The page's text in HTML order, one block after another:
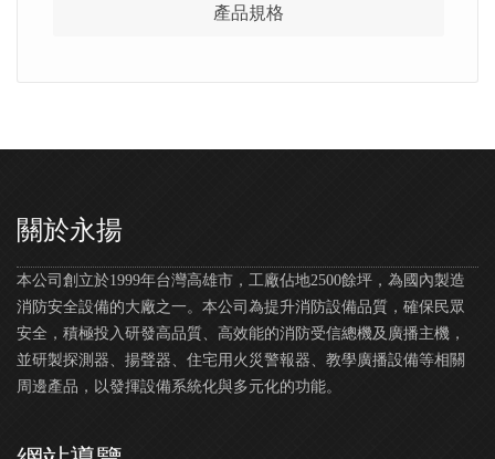
產品規格
關於永揚
本公司創立於1999年台灣高雄市，工廠佔地2500餘坪，為國內製造
消防安全設備的大廠之一。本公司為提升消防設備品質，確保民眾
安全，積極投入研發高品質、高效能的消防受信總機及廣播主機，
並研製探測器、揚聲器、住宅用火災警報器、教學廣播設備等相關
周邊產品，以發揮設備系統化與多元化的功能。